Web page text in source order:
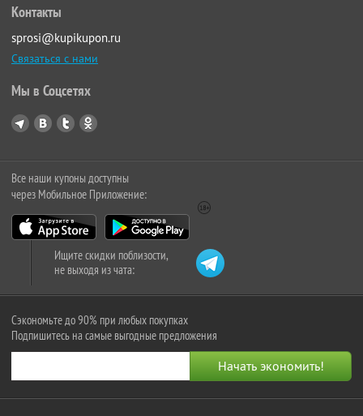
Контакты
sprosi@kupikupon.ru
Связаться с нами
Мы в Соцсетях
Все наши купоны доступны
через Мобильное Приложение:
Ищите скидки поблизости,
не выходя из чата:
Сэкономьте до 90% при любых покупках
Подпишитесь на самые выгодные предложения